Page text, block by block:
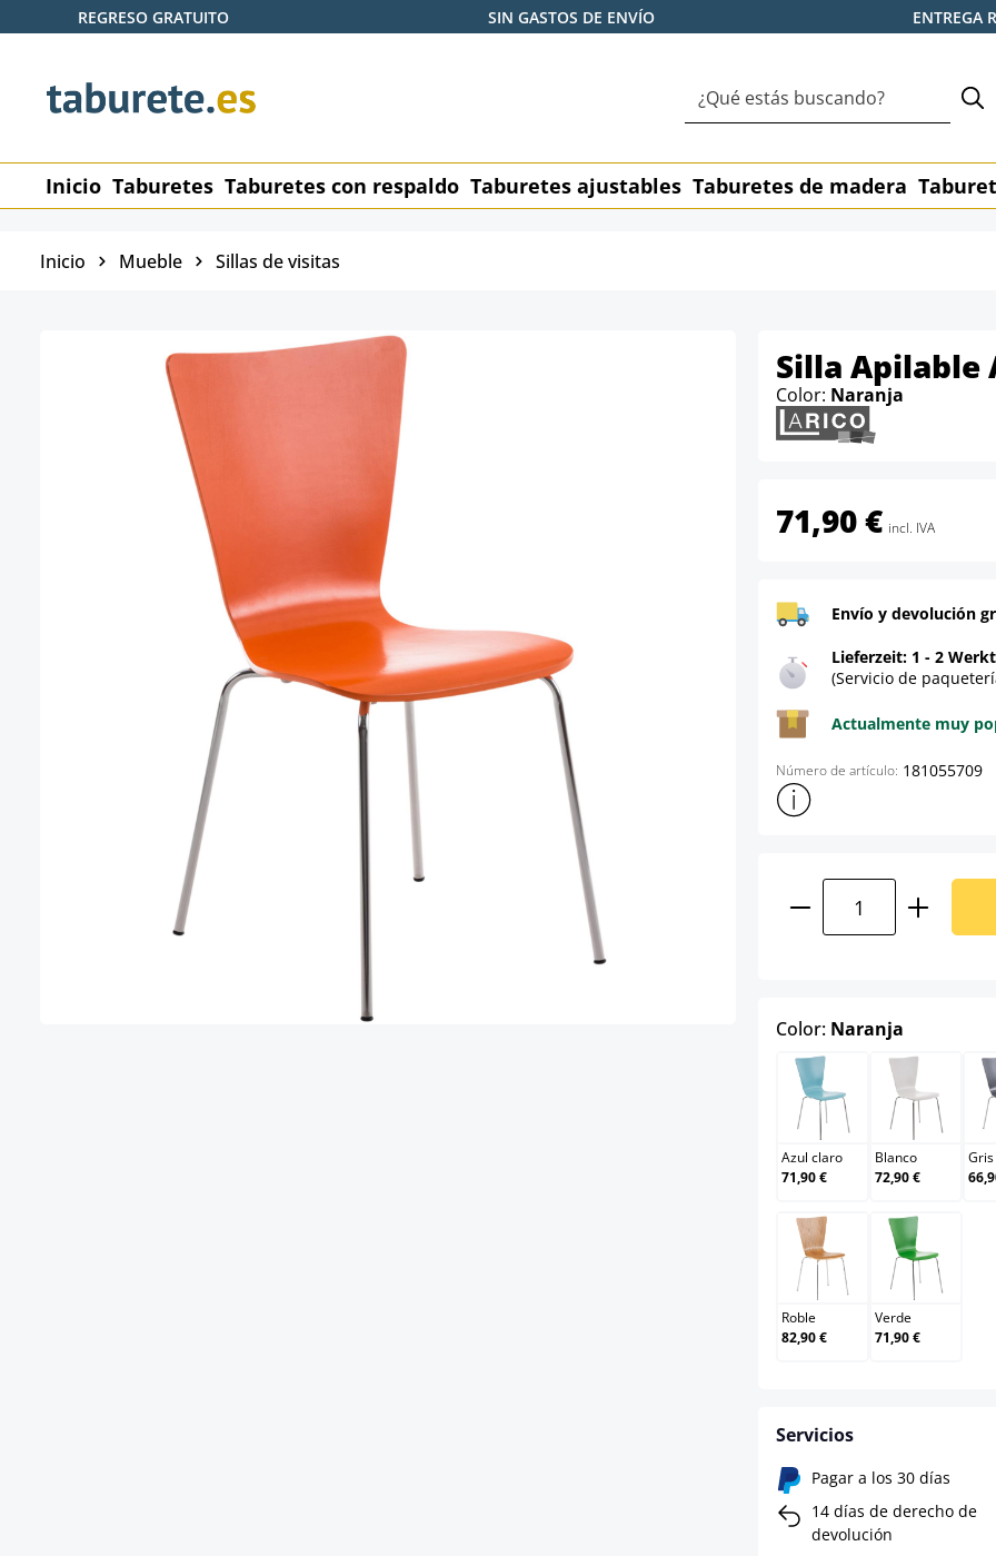
al contenido principal
Saltar a la búsqueda
Saltar a la navegación principal
REGRESO GRATUITO SIN GASTOS DE ENVÍO ENTREGA
Inicio Taburetes Taburetes con respaldo Taburetes ajustables Taburetes de madera
Inicio Mueble Sillas de visitas
Silla Apilable
Color: Naranja
71,90 € incl. IVA
Envío y devolución
Lieferzeit: 1 - 2
(Servicio de
Actualmente muy
Número de artículo: 181055709
Mostrar más información
Cantidad del
Color: Naranja
Azul claro
Azul claro
71,90 €
Blanco
Blanco
72,90 €
Gris
Roble
Roble
82,90 €
Verde
Verde
71,90 €
Servicios
Pagar a los 30 días
14 días de derecho de
devolución